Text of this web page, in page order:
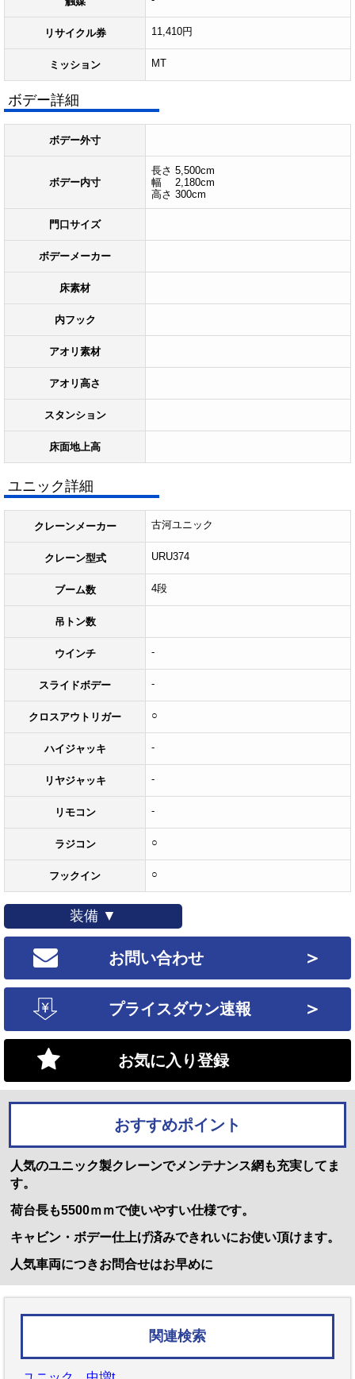
リサイクル券 11,410円
ミッション MT
ボデー詳細
ボデー外寸
ボデー内寸
長さ 5,500cm
幅 2,180cm
高さ 300cm
門口サイズ
ボデーメーカー
床素材
内フック
アオリ素材
アオリ高さ
スタンション
床面地上高
ユニック詳細
クレーンメーカー 古河ユニック
クレーン型式 URU374
ブーム数 4段
吊トン数
ウインチ -
スライドボデー -
クロスアウトリガー ○
ハイジャッキ -
リヤジャッキ -
リモコン -
ラジコン ○
フックイン ○
装備 ▼
お問い合わせ ＞
プライスダウン速報 ＞
お気に入り登録
おすすめポイント
人気のユニック製クレーンでメンテナンス網も充実してま
す。
荷台長も5500ｍｍで使いやすい仕様です。
キャビン・ボデー仕上げ済みできれいにお使い頂けます。
人気車両につきお問合せはお早めに
関連検索